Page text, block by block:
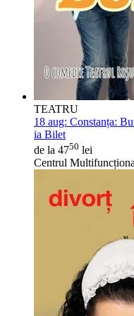
TEATRU
18 aug: Constanța:
ia Bilet
de la 4750 lei
Centrul